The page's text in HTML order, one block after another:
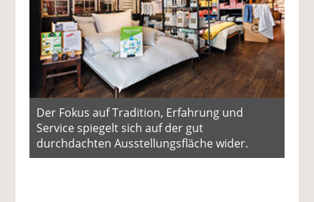
Der Fokus auf Tradition, Erfahrung und
Service spiegelt sich auf der gut
durchdachten Ausstellungsfläche wider.